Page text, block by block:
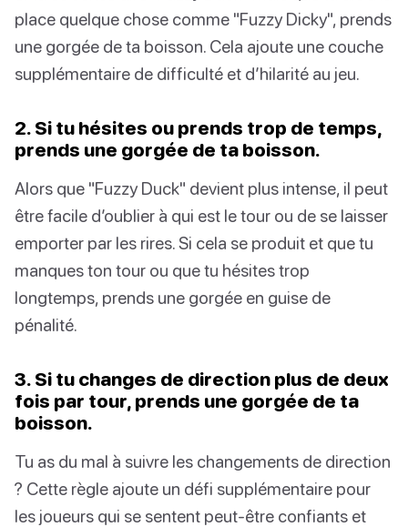
place quelque chose comme "Fuzzy Dicky", prends
une gorgée de ta boisson. Cela ajoute une couche
supplémentaire de difficulté et d’hilarité au jeu.
2. Si tu hésites ou prends trop de temps,
prends une gorgée de ta boisson.
Alors que "Fuzzy Duck" devient plus intense, il peut
être facile d’oublier à qui est le tour ou de se laisser
emporter par les rires. Si cela se produit et que tu
manques ton tour ou que tu hésites trop
longtemps, prends une gorgée en guise de
pénalité.
3. Si tu changes de direction plus de deux
fois par tour, prends une gorgée de ta
boisson.
Tu as du mal à suivre les changements de direction
? Cette règle ajoute un défi supplémentaire pour
les joueurs qui se sentent peut-être confiants et